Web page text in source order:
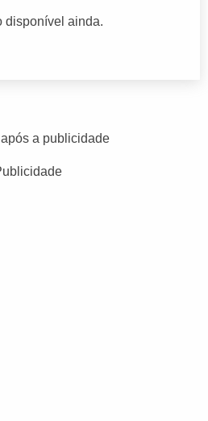
disponível ainda.
a publicidade